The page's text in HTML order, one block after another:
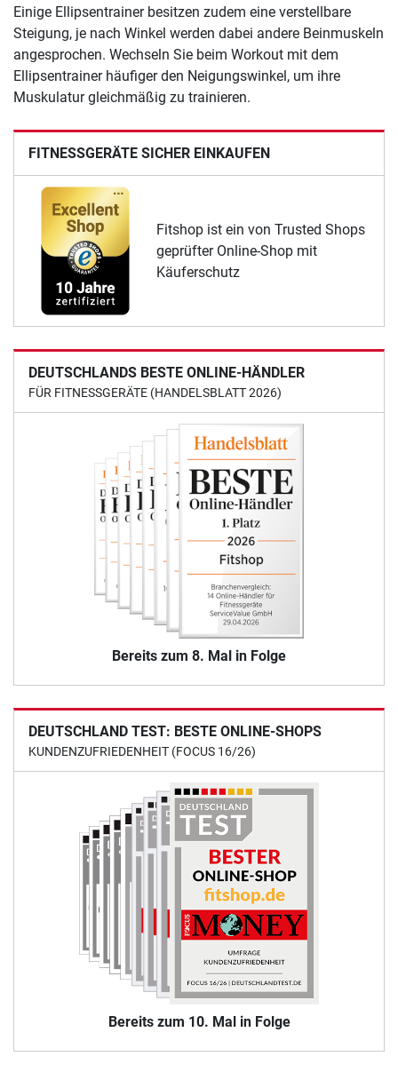
FITNESSGERÄTE SICHER EINKAUFEN
Fitshop ist ein von Trusted Shops
geprüfter Online-Shop mit
Käuferschutz
DEUTSCHLANDS BESTE ONLINE-HÄNDLER
FÜR FITNESSGERÄTE (HANDELSBLATT 2026)
Bereits zum 8. Mal in Folge
DEUTSCHLAND TEST: BESTE ONLINE-SHOPS
KUNDENZUFRIEDENHEIT (FOCUS 16/26)
Bereits zum 10. Mal in Folge
Einige Ellipsentrainer besitzen zudem eine verstellbare
Steigung, je nach Winkel werden dabei andere Beinmuskeln
angesprochen. Wechseln Sie beim Workout mit dem
Ellipsentrainer häufiger den Neigungswinkel, um ihre
Muskulatur gleichmäßig zu trainieren.